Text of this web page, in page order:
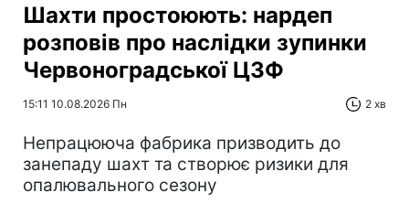
Шахти простоюють: нардеп
розповів про наслідки зупинки
Червоноградської ЦЗФ
15:11 10.08.2026 Пн 2 хв
Непрацююча фабрика призводить до
занепаду шахт та створює ризики для
опалювального сезону